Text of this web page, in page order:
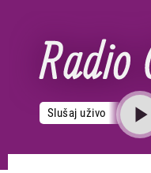
sadržaj
Slušaj uživo